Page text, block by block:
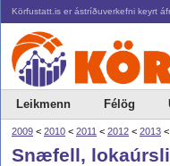
Körfustatt.is er ástríðuverkefni keyrt
Leikmenn Félög
2009 < 2010 < 2011 < 2012 < 2013 <
Snæfell,